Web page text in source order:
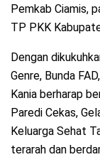
Pemkab Ciamis,
TP PKK
Dengan
Genre, Bunda
Kania berharap
Paredi Cekas,
Keluarga Sehat
terarah dan